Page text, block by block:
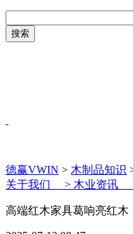
德赢VWIN > 木制品知识
关于我们 > 木业资讯
高端红木家具葛响亮红木